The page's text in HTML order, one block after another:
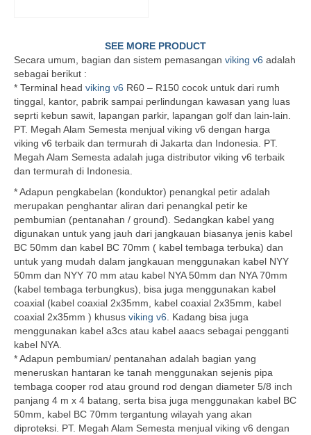
SEE MORE PRODUCT
Secara umum, bagian dan sistem pemasangan viking v6 adalah
sebagai berikut :
* Terminal head viking v6 R60 – R150 cocok untuk dari rumh
tinggal, kantor, pabrik sampai perlindungan kawasan yang luas
seprti kebun sawit, lapangan parkir, lapangan golf dan lain-lain.
PT. Megah Alam Semesta menjual viking v6 dengan harga
viking v6 terbaik dan termurah di Jakarta dan Indonesia. PT.
Megah Alam Semesta adalah juga distributor viking v6 terbaik
dan termurah di Indonesia.
* Adapun pengkabelan (konduktor) penangkal petir adalah
merupakan penghantar aliran dari penangkal petir ke
pembumian (pentanahan / ground). Sedangkan kabel yang
digunakan untuk yang jauh dari jangkauan biasanya jenis kabel
BC 50mm dan kabel BC 70mm ( kabel tembaga terbuka) dan
untuk yang mudah dalam jangkauan menggunakan kabel NYY
50mm dan NYY 70 mm atau kabel NYA 50mm dan NYA 70mm
(kabel tembaga terbungkus), bisa juga menggunakan kabel
coaxial (kabel coaxial 2x35mm, kabel coaxial 2x35mm, kabel
coaxial 2x35mm ) khusus viking v6 . Kadang bisa juga
menggunakan kabel a3cs atau kabel aaacs sebagai pengganti
kabel NYA.
* Adapun pembumian/ pentanahan adalah bagian yang
meneruskan hantaran ke tanah menggunakan sejenis pipa
tembaga cooper rod atau ground rod dengan diameter 5/8 inch
panjang 4 m x 4 batang, serta bisa juga menggunakan kabel BC
50mm, kabel BC 70mm tergantung wilayah yang akan
diproteksi. PT. Megah Alam Semesta menjual viking v6 dengan